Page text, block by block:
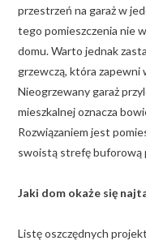
przestrzeń na garaż w
tego pomieszczenia nie
domu. Warto jednak
grzewczą, która zapewni
Nieogrzewany garaż
mieszkalnej oznacza
Rozwiązaniem jest
swoistą strefę buforową
Jaki dom okaże się
Listę oszczędnych